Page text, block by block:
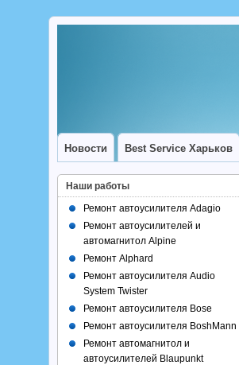
Новости Best Service Харьков
Наши работы
Ремонт автоусилителя Adagio
Ремонт автоусилителей и
автомагнитол Alpine
Ремонт Alphard
Ремонт автоусилителя Audio
System Twister
Ремонт автоусилителя Bose
Ремонт автоусилителя BoshMann
Ремонт автомагнитол и
автоусилителей Blaupunkt